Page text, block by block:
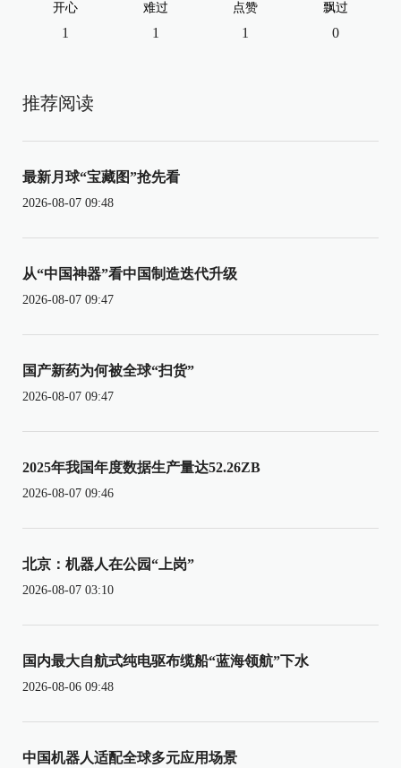
开心
1
难过
1
点赞
1
飘过
0
推荐阅读
最新月球“宝藏图”抢先看
2026-08-07 09:48
从“中国神器”看中国制造迭代升级
2026-08-07 09:47
国产新药为何被全球“扫货”
2026-08-07 09:47
2025年我国年度数据生产量达52.26ZB
2026-08-07 09:46
北京：机器人在公园“上岗”
2026-08-07 03:10
国内最大自航式纯电驱布缆船“蓝海领航”下水
2026-08-06 09:48
中国机器人适配全球多元应用场景